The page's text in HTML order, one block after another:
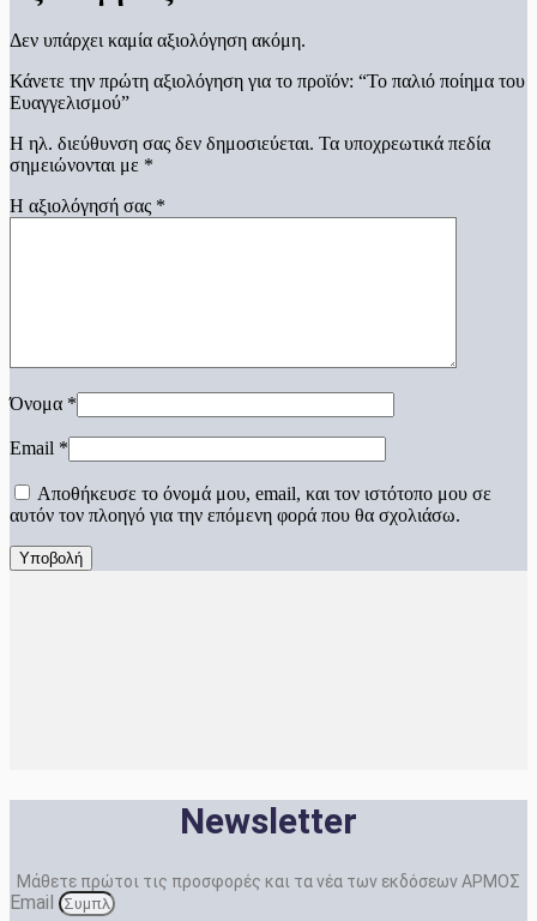
Δεν υπάρχει καμία αξιολόγηση ακόμη.
Κάνετε την πρώτη αξιολόγηση για το προϊόν: “Το παλιό ποίημα του
Ευαγγελισμού”
Η ηλ. διεύθυνση σας δεν δημοσιεύεται. Τα υποχρεωτικά πεδία
σημειώνονται με *
Η αξιολόγησή σας *
Όνομα *
Email *
Αποθήκευσε το όνομά μου, email, και τον ιστότοπο μου σε
αυτόν τον πλοηγό για την επόμενη φορά που θα σχολιάσω.
Newsletter
Μάθετε πρώτοι τις προσφορές και τα νέα των εκδόσεων ΑΡΜΟΣ
Email